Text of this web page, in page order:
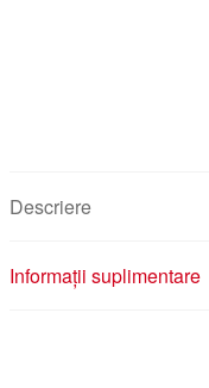
Descriere
Informații suplimentare